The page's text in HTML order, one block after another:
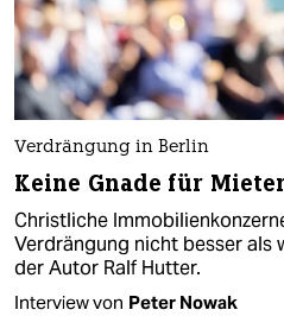
Verdrängung in Berlin
Keine Gnade für
Christliche
Verdrängung nicht besser als
der Autor Ralf Hutter.
Interview von Peter Nowak